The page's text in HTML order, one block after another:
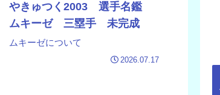
やきゅつく2003 選手名鑑
ムキーゼ 三塁手 未完成
ムキーゼについて
2026.07.17